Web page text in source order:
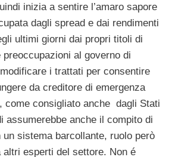
inizia a sentire l’amaro sapore
dagli spread e dai rendimenti
ultimi giorni dai propri titoli di
al governo di
i trattati per consentire
da creditore di emergenza
come consigliato anche dagli Stati
assumerebbe anche il compito di
sistema barcollante, ruolo però
altri esperti del settore. Non é